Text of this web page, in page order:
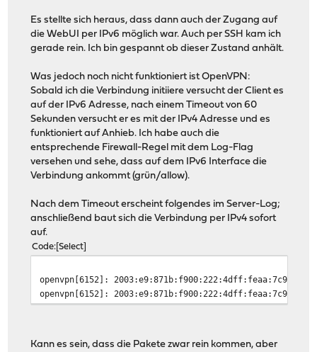
Es stellte sich heraus, dass dann auch der Zugang auf
die WebUI per IPv6 möglich war. Auch per SSH kam ich
gerade rein. Ich bin gespannt ob dieser Zustand anhält.
Was jedoch noch nicht funktioniert ist OpenVPN:
Sobald ich die Verbindung initiiere versucht der Client es
auf der IPv6 Adresse, nach einem Timeout von 60
Sekunden versucht er es mit der IPv4 Adresse und es
funktioniert auf Anhieb. Ich habe auch die
entsprechende Firewall-Regel mit dem Log-Flag
versehen und sehe, dass auf dem IPv6 Interface die
Verbindung ankommt (grün/allow).
Nach dem Timeout erscheint folgendes im Server-Log;
anschließend baut sich die Verbindung per IPv4 sofort
auf.
Code Select
openvpn[6152]: 2003:e9:871b:f900:222:4dff:feaa:7c9f
openvpn[6152]: 2003:e9:871b:f900:222:4dff:feaa:7c9f
Kann es sein, dass die Pakete zwar rein kommen, aber